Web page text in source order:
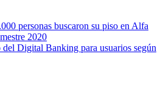
personas buscaron su piso en Alfa
2020
del Digital Banking para usuarios según